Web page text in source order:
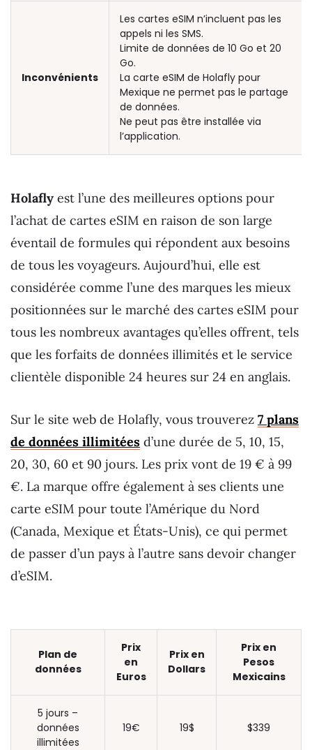
Inconvénients
Les cartes eSIM n’incluent pas les
appels ni les SMS.
Limite de données de 10 Go et 20
Go.
La carte eSIM de Holafly pour
Mexique ne permet pas le partage
de données.
Ne peut pas être installée via
l’application.
Holafly est l’une des meilleures options pour
l’achat de cartes eSIM en raison de son large
éventail de formules qui répondent aux besoins
de tous les voyageurs. Aujourd’hui, elle est
considérée comme l’une des marques les mieux
positionnées sur le marché des cartes eSIM pour
tous les nombreux avantages qu’elles offrent, tels
que les forfaits de données illimités et le service
clientèle disponible 24 heures sur 24 en anglais.
Sur le site web de Holafly, vous trouverez 7 plans
de données illimitées d’une durée de 5, 10, 15,
20, 30, 60 et 90 jours. Les prix vont de 19 € à 99
€. La marque offre également à ses clients une
carte eSIM pour toute l’Amérique du Nord
(Canada, Mexique et États-Unis), ce qui permet
de passer d’un pays à l’autre sans devoir changer
d’eSIM.
Plan de
données
Prix
en
Euros
Prix en
Dollars
Prix en
Pesos
Mexicains
5 jours –
données
illimitées
19€ 19$ $339